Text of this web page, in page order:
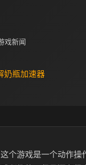
戏新闻
奶瓶加速器
个游戏是一个动作操